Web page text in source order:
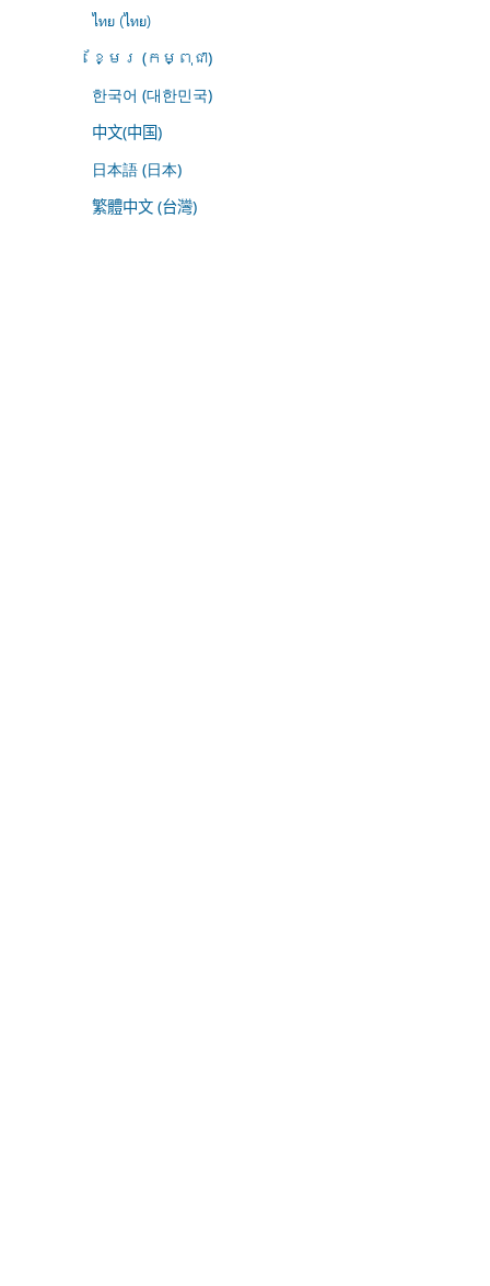
ไทย (ไทย)
ខ្មែរ (កម្ពុជា)
한국어 (대한민국)
中文(中国)
日本語 (日本)
繁體中文 (台灣)